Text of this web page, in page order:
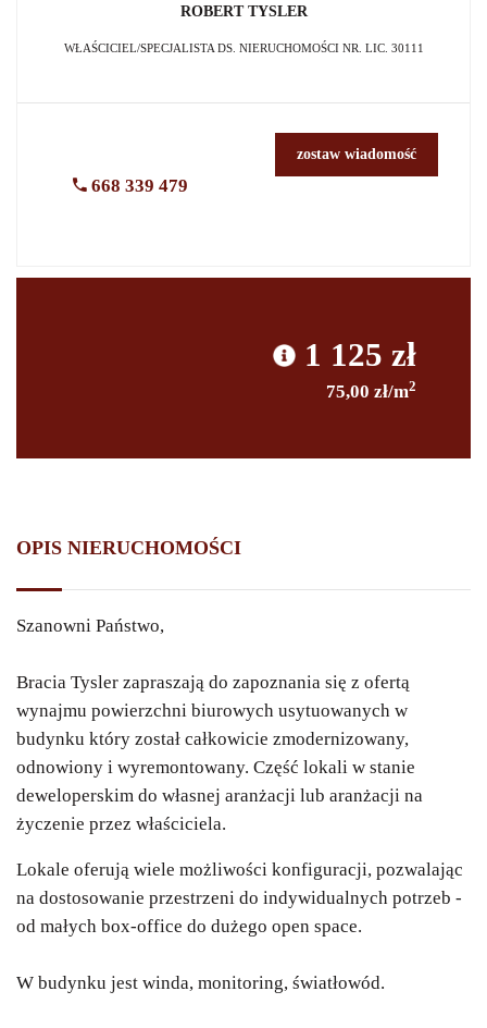
ROBERT TYSLER
WŁAŚCICIEL/SPECJALISTA DS. NIERUCHOMOŚCI NR. LIC. 30111
668 339 479
zostaw wiadomość
1 125 zł
261,57 €
1 GBP (5.0172)
100 JPY (0.26) 427269,27 ¥
1 RUB (0.1129) 9 964,57 rub
75,00 zł/m2
OPIS NIERUCHOMOŚCI
Szanowni Państwo,
Bracia Tysler zapraszają do zapoznania się z ofertą
wynajmu powierzchni biurowych usytuowanych w
budynku który został całkowicie zmodernizowany,
odnowiony i wyremontowany. Część lokali w stanie
deweloperskim do własnej aranżacji lub aranżacji na
życzenie przez właściciela.
Lokale oferują wiele możliwości konfiguracji, pozwalając
na dostosowanie przestrzeni do indywidualnych potrzeb -
od małych box-office do dużego open space.
W budynku jest winda, monitoring, światłowód.